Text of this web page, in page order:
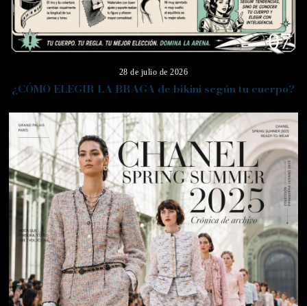
07
28 de julio de 2026
¿CÓMO ELEGIR LA BRAGA de bikini según tu cuerpo?